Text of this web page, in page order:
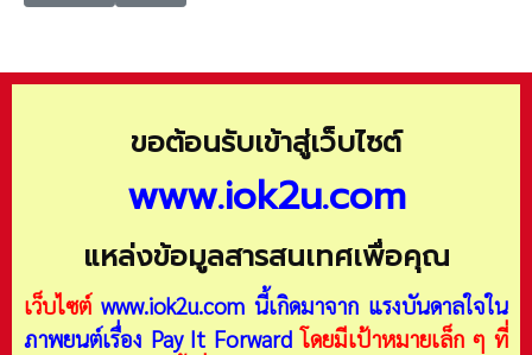
ขอต้อนรับเข้าสู่เว็บไซต์
www.iok2u.com
แหล่งข้อมูลสารสนเทศเพื่อคุณ
เว็บไซต์ www.iok2u.com นี้เกิดมาจาก แรงบันดาลใจใน
ภาพยนต์เรื่อง Pay It Forward โดยมีเป้าหมายเล็ก ๆ ที่